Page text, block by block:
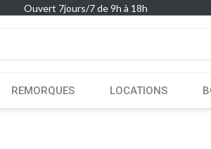
Ouvert 7jours/7 de 9h à 18h
REMORQUES LOCATIONS